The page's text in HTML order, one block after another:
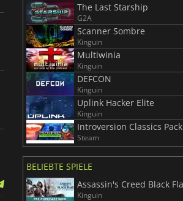
The Last Starship
G2A
Scanner Sombre
Kinguin
Multiwinia
Kinguin
DEFCON
Kinguin
Uplink Hacker Elite
Kinguin
Introversion Classics Pack
Steam
BELIEBTE SPIELE
Kinguin